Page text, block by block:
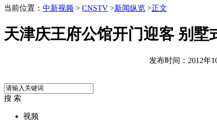
当前位置： 中新视频 > CNSTV >新闻纵览 >正文
天津庆王府公馆开门迎客 别墅
发布时间：2012年
搜 索
视频